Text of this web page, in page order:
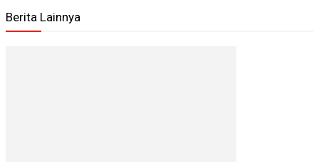
Berita Lainnya